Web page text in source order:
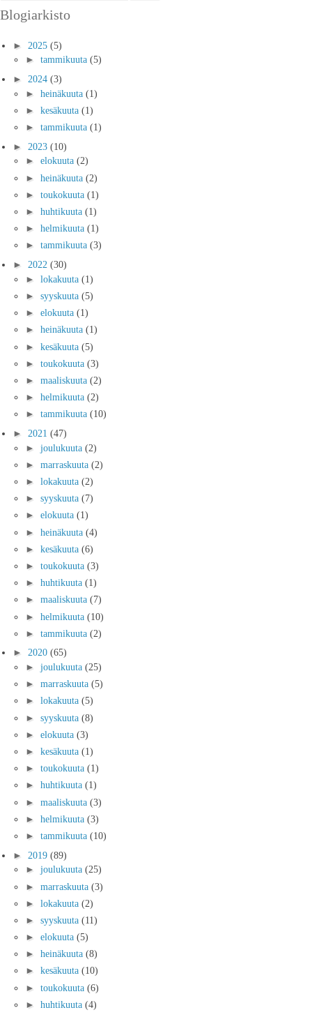
Blogiarkisto
► 2025 (5)
► tammikuuta (5)
► 2024 (3)
► heinäkuuta (1)
► kesäkuuta (1)
► tammikuuta (1)
► 2023 (10)
► elokuuta (2)
► heinäkuuta (2)
► toukokuuta (1)
► huhtikuuta (1)
► helmikuuta (1)
► tammikuuta (3)
► 2022 (30)
► lokakuuta (1)
► syyskuuta (5)
► elokuuta (1)
► heinäkuuta (1)
► kesäkuuta (5)
► toukokuuta (3)
► maaliskuuta (2)
► helmikuuta (2)
► tammikuuta (10)
► 2021 (47)
► joulukuuta (2)
► marraskuuta (2)
► lokakuuta (2)
► syyskuuta (7)
► elokuuta (1)
► heinäkuuta (4)
► kesäkuuta (6)
► toukokuuta (3)
► huhtikuuta (1)
► maaliskuuta (7)
► helmikuuta (10)
► tammikuuta (2)
► 2020 (65)
► joulukuuta (25)
► marraskuuta (5)
► lokakuuta (5)
► syyskuuta (8)
► elokuuta (3)
► kesäkuuta (1)
► toukokuuta (1)
► huhtikuuta (1)
► maaliskuuta (3)
► helmikuuta (3)
► tammikuuta (10)
► 2019 (89)
► joulukuuta (25)
► marraskuuta (3)
► lokakuuta (2)
► syyskuuta (11)
► elokuuta (5)
► heinäkuuta (8)
► kesäkuuta (10)
► toukokuuta (6)
► huhtikuuta (4)